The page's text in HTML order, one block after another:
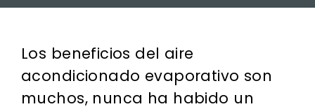
Los beneficios del aire
acondicionado evaporativo son
muchos, nunca ha habido un